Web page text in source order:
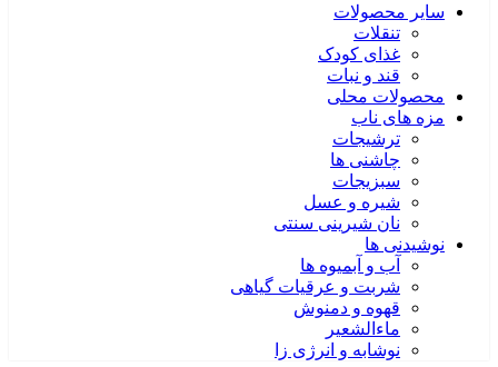
سایر محصولات
تنقلات
غذای کودک
قند و نبات
محصولات محلی
مزه های ناب
ترشیجات
چاشنی ها
سبزیجات
شیره و عسل
نان شیرینی سنتی
نوشیدنی ها
آب و آبمیوه ها
شربت و عرقیات گیاهی
قهوه و دمنوش
ماءالشعیر
نوشابه و انرژی زا